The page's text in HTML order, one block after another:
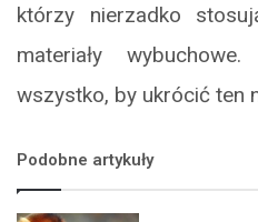
którzy nierzadko
materiały
wszystko, by ukrócić ten
Podobne artykuły